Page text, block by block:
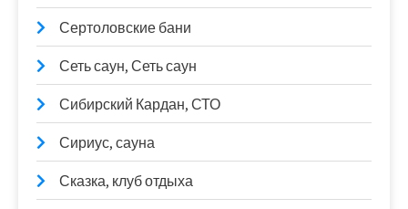
Сертоловские бани
Сеть саун, Сеть саун
Сибирский Кардан, СТО
Сириус, сауна
Сказка, клуб отдыха